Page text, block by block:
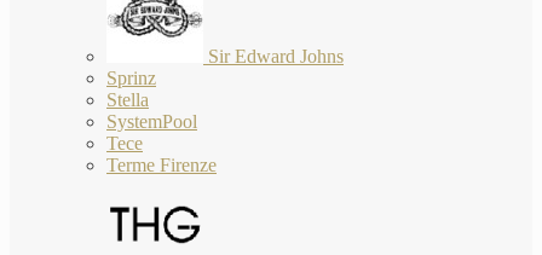
Sir Edward Johns
Sprinz
Stella
SystemPool
Tece
Terme Firenze